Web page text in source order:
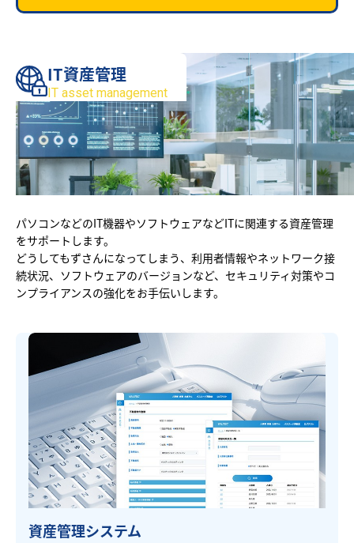
IT資産管理
IT asset management
パソコンなどのIT機器やソフトウェアなどITに関連する資産管理
をサポートします。
どうしてもずさんになってしまう、利用者情報やネットワーク接
続状況、ソフトウェアのバージョンなど、セキュリティ対策やコ
ンプライアンスの強化をお手伝いします。
資産管理システム